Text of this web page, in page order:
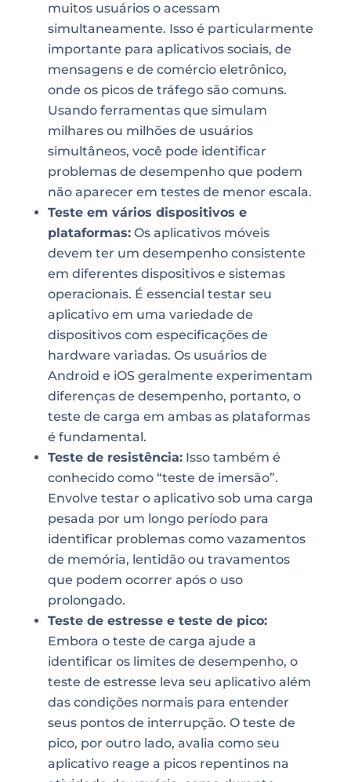
muitos usuários o acessam
simultaneamente. Isso é particularmente
importante para aplicativos sociais, de
mensagens e de comércio eletrônico,
onde os picos de tráfego são comuns.
Usando ferramentas que simulam
milhares ou milhões de usuários
simultâneos, você pode identificar
problemas de desempenho que podem
não aparecer em testes de menor escala.
Teste em vários dispositivos e
plataformas:Os aplicativos móveis
devem ter um desempenho consistente
em diferentes dispositivos e sistemas
operacionais. É essencial testar seu
aplicativo em uma variedade de
dispositivos com especificações de
hardware variadas. Os usuários de
Android e iOS geralmente experimentam
diferenças de desempenho, portanto, o
teste de carga em ambas as plataformas
é fundamental.
Teste de resistência:Isso também é
conhecido como “teste de imersão”.
Envolve testar o aplicativo sob uma carga
pesada por um longo período para
identificar problemas como vazamentos
de memória, lentidão ou travamentos
que podem ocorrer após o uso
prolongado.
Teste de estresse e teste de pico:
Embora o teste de carga ajude a
identificar os limites de desempenho, o
teste de estresse leva seu aplicativo além
das condições normais para entender
seus pontos de interrupção. O teste de
pico, por outro lado, avalia como seu
aplicativo reage a picos repentinos na